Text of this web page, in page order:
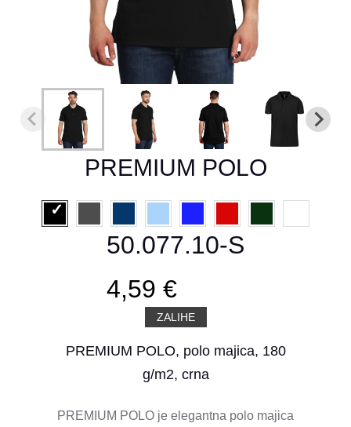
PREMIUM POLO
50.077.10-S
4,59 €
ZALIHE
PREMIUM POLO, polo majica, 180
g/m2, crna
PREMIUM POLO je elegantna polo majica